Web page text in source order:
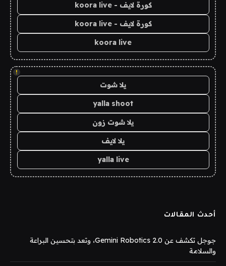
كورة لايف - koora live
كورة لايف - koora live
koora live
!
يلا شوت
yalla shoot
يلا شوت زون
يلا لايف
yalla live
أحدث المقالات
جوجل تكشف عن Gemini Robotics 2.0، وتعد بتحسين البراعة
والسلامة